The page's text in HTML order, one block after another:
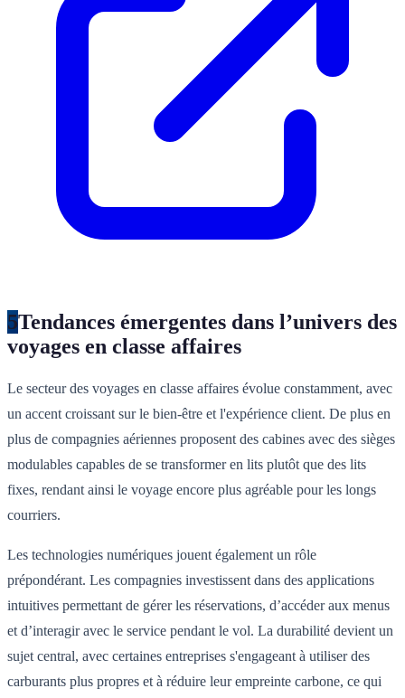
5Tendances émergentes dans l’univers des
voyages en classe affaires
Le secteur des voyages en classe affaires évolue constamment, avec
un accent croissant sur le bien-être et l'expérience client. De plus en
plus de compagnies aériennes proposent des cabines avec des sièges
modulables capables de se transformer en lits plutôt que des lits
fixes, rendant ainsi le voyage encore plus agréable pour les longs
courriers.
Les technologies numériques jouent également un rôle
prépondérant. Les compagnies investissent dans des applications
intuitives permettant de gérer les réservations, d’accéder aux menus
et d’interagir avec le service pendant le vol. La durabilité devient un
sujet central, avec certaines entreprises s'engageant à utiliser des
carburants plus propres et à réduire leur empreinte carbone, ce qui